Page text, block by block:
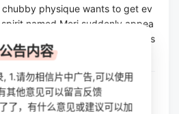
chubby physique wants to get ev
named Meri suddenly appea
to reunite her with her family’s s
/ Chrisnawan Martantion
告内容
1.请勿相信片中广告,可以使用
其他意见可以留言反馈
了，有什么意见或建议可以加